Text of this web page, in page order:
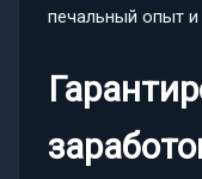
печальный опыт